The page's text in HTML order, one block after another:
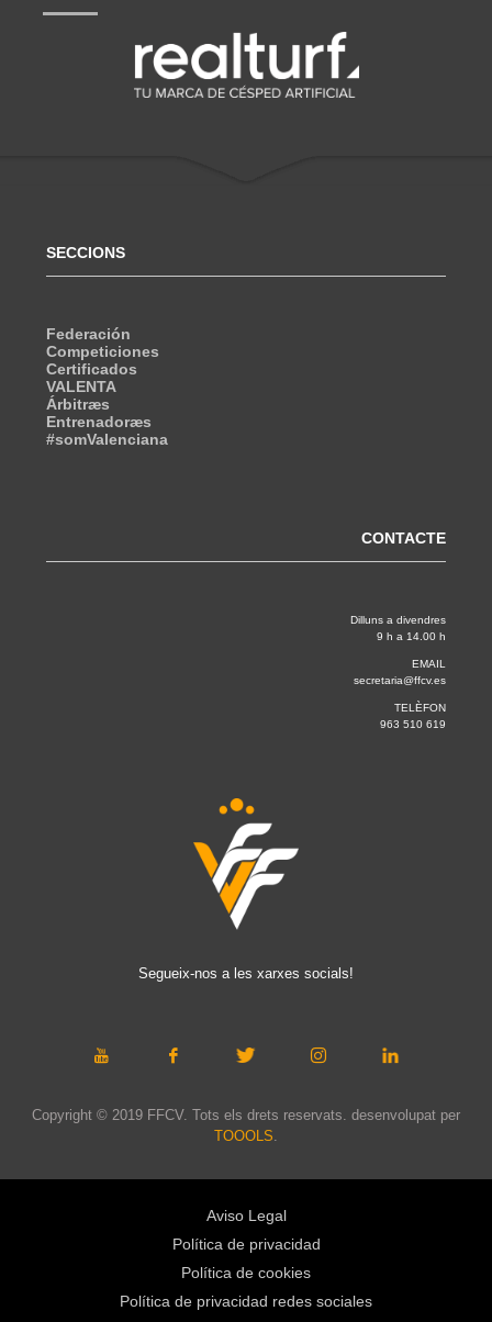
SECCIONS
Federación
Competiciones
Certificados
VALENTA
Árbitræs
Entrenadoræs
#somValenciana
CONTACTE
Dilluns a divendres
9 h a 14.00 h
EMAIL
secretaria@ffcv.es
TELÈFON
963 510 619
Segueix-nos a les xarxes socials!
Copyright © 2019 FFCV. Tots els drets reservats. desenvolupat per
TOOOLS.
Aviso Legal
Política de privacidad
Política de cookies
Política de privacidad redes sociales